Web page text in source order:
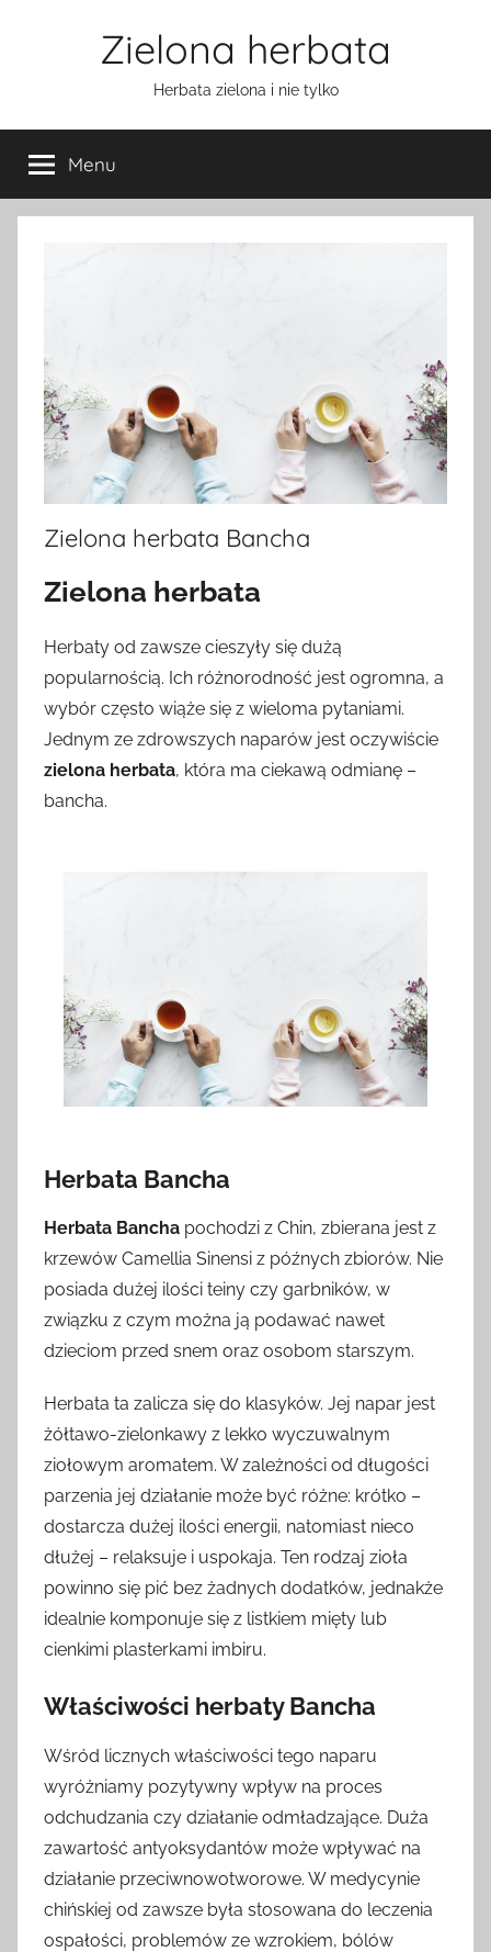
Zielona herbata
Herbata zielona i nie tylko
Menu
Zielona herbata Bancha
Zielona herbata
Herbaty od zawsze cieszyły się dużą
popularnością. Ich różnorodność jest ogromna, a
wybór często wiąże się z wieloma pytaniami.
Jednym ze zdrowszych naparów jest oczywiście
zielona herbata, która ma ciekawą odmianę –
bancha.
Herbata Bancha
Herbata Bancha pochodzi z Chin, zbierana jest z
krzewów Camellia Sinensi z późnych zbiorów. Nie
posiada dużej ilości teiny czy garbników, w
związku z czym można ją podawać nawet
dzieciom przed snem oraz osobom starszym.
Herbata ta zalicza się do klasyków. Jej napar jest
żółtawo-zielonkawy z lekko wyczuwalnym
ziołowym aromatem. W zależności od długości
parzenia jej działanie może być różne: krótko –
dostarcza dużej ilości energii, natomiast nieco
dłużej – relaksuje i uspokaja. Ten rodzaj zioła
powinno się pić bez żadnych dodatków, jednakże
idealnie komponuje się z listkiem mięty lub
cienkimi plasterkami imbiru.
Właściwości herbaty Bancha
Wśród licznych właściwości tego naparu
wyróżniamy pozytywny wpływ na proces
odchudzania czy działanie odmładzające. Duża
zawartość antyoksydantów może wpływać na
działanie przeciwnowotworowe. W medycynie
chińskiej od zawsze była stosowana do leczenia
ospałości, problemów ze wzrokiem, bólów